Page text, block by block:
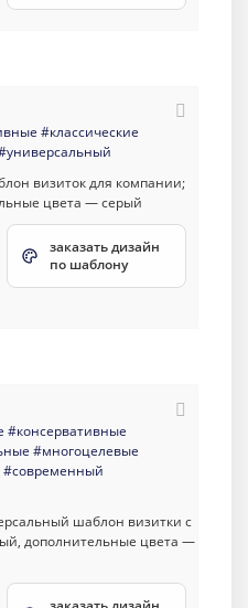
#классические
заказать дизайн
по шаблону
#консервативные
#многоцелевые
#современный